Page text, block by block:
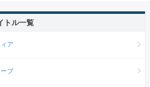
トル一覧
ア
ブ